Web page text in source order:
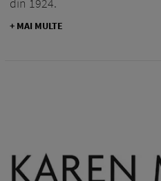
+ MAI MULTE